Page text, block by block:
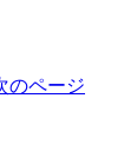
のページ